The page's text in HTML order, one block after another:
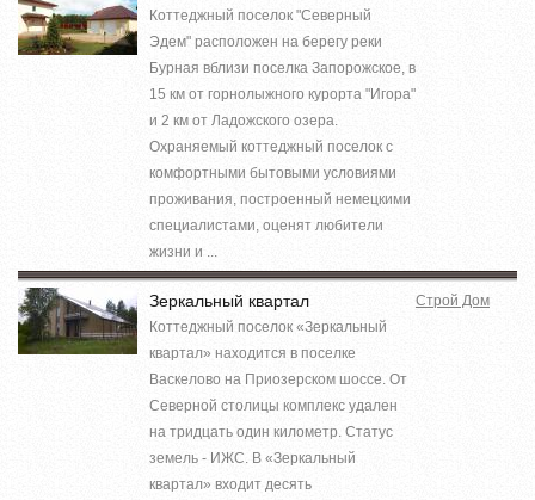
Коттеджный поселок "Северный
Эдем" расположен на берегу реки
Бурная вблизи поселка Запорожское, в
15 км от горнолыжного курорта "Игора"
и 2 км от Ладожского озера.
Охраняемый коттеджный поселок с
комфортными бытовыми условиями
проживания, построенный немецкими
специалистами, оценят любители
жизни и ...
Зеркальный квартал
Коттеджный поселок «Зеркальный
квартал» находится в поселке
Васкелово на Приозерском шоссе. От
Северной столицы комплекс удален
на тридцать один километр. Статус
земель - ИЖС. В «Зеркальный
квартал» входит десять
Строй Дом